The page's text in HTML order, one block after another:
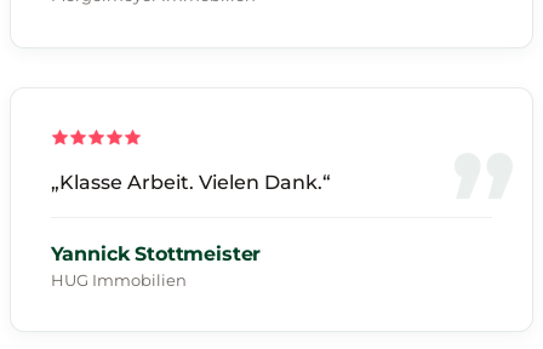
„Klasse Arbeit. Vielen Dank.“
Yannick Stottmeister
HUG Immobilien